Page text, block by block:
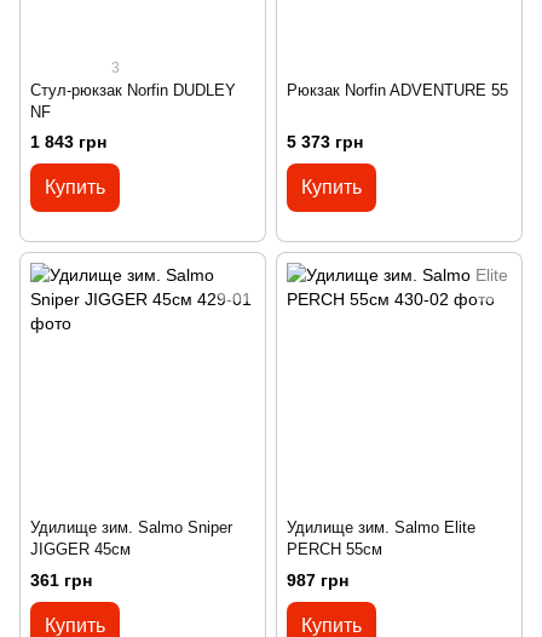
3
Стул-рюкзак Norfin DUDLEY
NF
1 843 грн
Купить
Рюкзак Norfin ADVENTURE 55
5 373 грн
Купить
Удилище зим. Salmo Sniper
JIGGER 45см
361 грн
Купить
Удилище зим. Salmo Elite
PERCH 55см
987 грн
Купить